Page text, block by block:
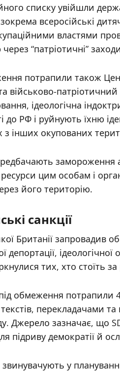
списку увійшли
всеросійські
властями
“патріотичні”
потрапили також
військово-патріотичний
ідеологічна
до РФ і руйнують їхню
з інших окупованих
замороження
цим особам і
його територію.
санкції
Британії запровадив
депортації,
тих, хто стоїть
обмеження потрапили
перекладачами
Джерело зазначає, що
підриву демократії й
звинувачують у